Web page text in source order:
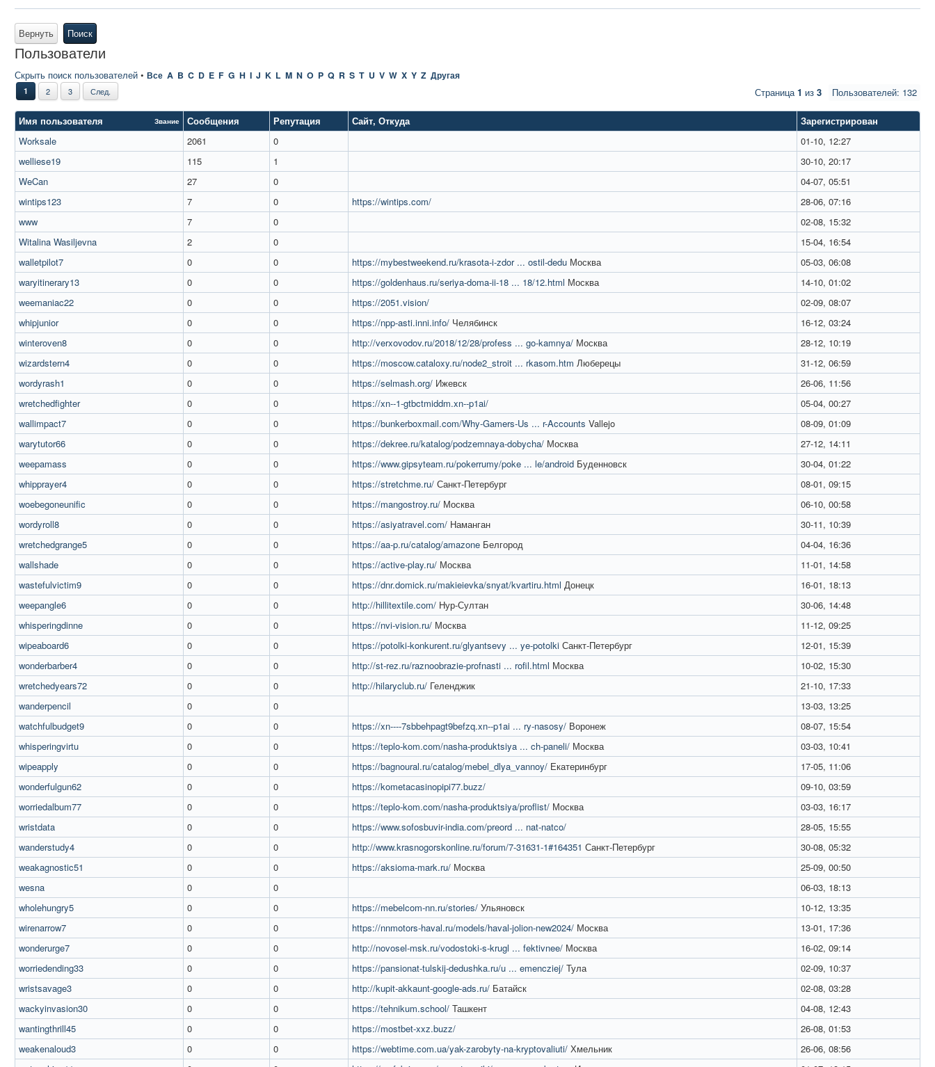
Вернуть Поиск
Пользователи
Скрыть поиск пользователей • Все A B C D E F G H I J K L M N O P Q R S T U V W X Y Z Другая
Пользователей: 132
1 2 3 След. Страница1 из 3
Имя пользователя Звание Сообщения Репутация Сайт, Откуда
Зарегистрирован
Worksale
2061 0
01-10, 12:27
welliese19
115 1
30-10, 20:17
WeCan
27 0
04-07, 05:51
wintips123
7 0 https://wintips.com/
28-06, 07:16
www
7 0
02-08, 15:32
Witalina Wasiljevna
2 0
15-04, 16:54
walletpilot7
0 0 https://mybestweekend.ru/krasota-i-zdor ... ostil-dedu Москва
05-03, 06:08
waryitinerary13
0 0 https://goldenhaus.ru/seriya-doma-ii-18 ... 18/12.html Москва
14-10, 01:02
weemaniac22
0 0 https://2051.vision/
02-09, 08:07
whipjunior
0 0 https://npp-asti.inni.info/ Челябинск
16-12, 03:24
winteroven8
0 0 http://verxovodov.ru/2018/12/28/profess ... go-kamnya/ Москва
28-12, 10:19
wizardstern4
0 0 https://moscow.cataloxy.ru/node2_stroit ... rkasom.htm Люберецы
31-12, 06:59
wordyrash1
0 0 https://selmash.org/ Ижевск
26-06, 11:56
wretchedfighter
0 0 https://xn--1-gtbctmiddm.xn--p1ai/
05-04, 00:27
wallimpact7
0 0 https://bunkerboxmail.com/Why-Gamers-Us ... r-Accounts Vallejo
08-09, 01:09
warytutor66
0 0 https://dekree.ru/katalog/podzemnaya-dobycha/ Москва
27-12, 14:11
weepamass
0 0 https://www.gipsyteam.ru/pokerrumy/poke ... le/android Буденновск
30-04, 01:22
whipprayer4
0 0 https://stretchme.ru/ Санкт-Петербург
08-01, 09:15
woebegoneunific
0 0 https://mangostroy.ru/ Москва
06-10, 00:58
wordyroll8
0 0 https://asiyatravel.com/ Наманган
30-11, 10:39
wretchedgrange5
0 0 https://aa-p.ru/catalog/amazone Белгород
04-04, 16:36
wallshade
0 0 https://active-play.ru/ Москва
11-01, 14:58
wastefulvictim9
0 0 https://dnr.domick.ru/makieievka/snyat/kvartiru.html Донецк
16-01, 18:13
weepangle6
0 0 http://hillitextile.com/ Нур-Султан
30-06, 14:48
whisperingdinne
0 0 https://nvi-vision.ru/ Москва
11-12, 09:25
wipeaboard6
0 0 https://potolki-konkurent.ru/glyantsevy ... ye-potolki Санкт-Петербург
12-01, 15:39
wonderbarber4
0 0 http://st-rez.ru/raznoobrazie-profnasti ... rofil.html Москва
10-02, 15:30
wretchedyears72
0 0 http://hilaryclub.ru/ Геленджик
21-10, 17:33
wanderpencil
0 0
13-03, 13:25
watchfulbudget9
0 0 https://xn----7sbbehpagt9befzq.xn--p1ai ... ry-nasosy/ Воронеж
08-07, 15:54
whisperingvirtu
0 0 https://teplo-kom.com/nasha-produktsiya ... ch-paneli/ Москва
03-03, 10:41
wipeapply
0 0 https://bagnoural.ru/catalog/mebel_dlya_vannoy/ Екатеринбург
17-05, 11:06
wonderfulgun62
0 0 https://kometacasinopipi77.buzz/
09-10, 03:59
worriedalbum77
0 0 https://teplo-kom.com/nasha-produktsiya/proflist/ Москва
03-03, 16:17
wristdata
0 0 https://www.sofosbuvir-india.com/preord ... nat-natco/
28-05, 15:55
wanderstudy4
0 0 http://www.krasnogorskonline.ru/forum/7-31631-1#164351 Санкт-Петербург
30-08, 05:32
weakagnostic51
0 0 https://aksioma-mark.ru/ Москва
25-09, 00:50
wesna
0 0
06-03, 18:13
wholehungry5
0 0 https://mebelcom-nn.ru/stories/ Ульяновск
10-12, 13:35
wirenarrow7
0 0 https://nnmotors-haval.ru/models/haval-jolion-new2024/ Москва
13-01, 17:36
wonderurge7
0 0 http://novosel-msk.ru/vodostoki-s-krugl ... fektivnee/ Москва
16-02, 09:14
worriedending33
0 0 https://pansionat-tulskij-dedushka.ru/u ... emencziej/ Тула
02-09, 10:37
wristsavage3
0 0 http://kupit-akkaunt-google-ads.ru/ Батайск
02-08, 03:28
wackyinvasion30
0 0 https://tehnikum.school/ Ташкент
04-08, 12:43
wantingthrill45
0 0 https://mostbet-xxz.buzz/
26-08, 01:53
weakenaloud3
0 0 https://webtime.com.ua/yak-zarobyty-na-kryptovaliuti/ Хмельник
26-06, 08:56